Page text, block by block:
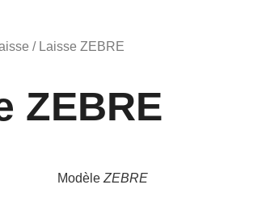
/ Laisse ZEBRE
ZEBRE
Modèle ZEBRE